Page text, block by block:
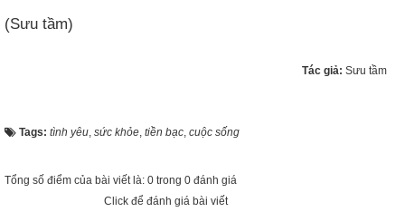
(Sưu tầm)
Tác giả: Sưu tầm
Tags: tình yêu sức khỏe tiền bạc cuộc sống
Tổng số điểm của bài viết là: 0 trong 0 đánh giá
Click để đánh giá bài viết